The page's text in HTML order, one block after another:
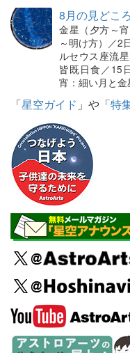
8月の見どころ
金星（夕方～
～明け方）／2
ルセウス座流
皆既日食／15
宵：細い月と
「星空ガイド 」や「特